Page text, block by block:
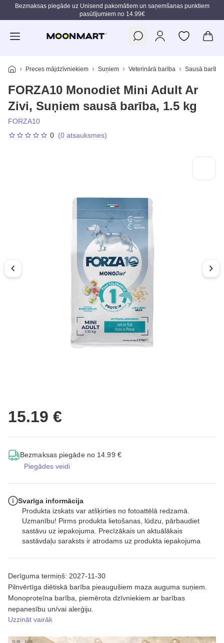
Pāriet uz galveno saturu
Bezmaksas piegāde uz Unisend pakomātiem un saņemšanas punktiem
pasūtījumiem no 14.99€
Preces mājdzīvniekiem Suņiem Veterinārā barība Sausā barība
FORZA10 Monodiet Mini Adult Ar
Zivi, Suņiem sausā barība, 1.5 kg
FORZA10
0 (0 atsauksmes)
15.19 €
Bezmaksas piegāde no 14.99 €
Piegādes veidi
Derīguma termiņš: 2027-11-30
Pilnvērtīga diētiskā barība pieaugušiem maza auguma suņiem.
Monoproteīna barība, piemērota dzīvniekiem ar barības
nepanesību un/vai alerģiju.
Uzzināt vairāk
Svarīga informācija
Produkta izskats var atšķirties no fotoattēlā redzamā.
Uzmanību! Pirms produkta lietošanas, lūdzu, pārbaudiet
sastāvu uz iepakojuma. Precīzākais un aktuālākais
sastāvdaļu saraksts ir atrodams uz produkta iepakojuma